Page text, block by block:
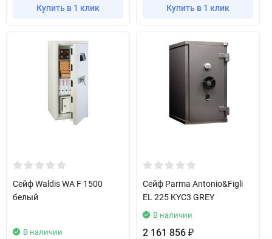
Купить в 1 клик Купить в 1 клик
Сейф Waldis WA F 1500
белый
В наличии
Сейф Parma Antonio&Figli
EL 225 KYC3 GREY
В наличии
2 161 856 ₽